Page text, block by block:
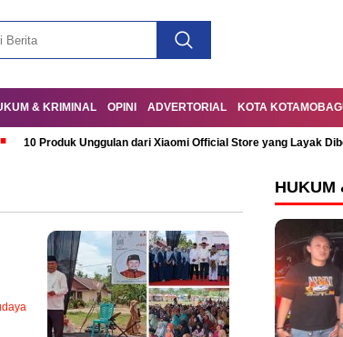
& KRIMINAL OPINI ADVERTORIAL KOTA
10 Produk Unggulan dari Xiaomi Official Store yang Layak
HUKUM